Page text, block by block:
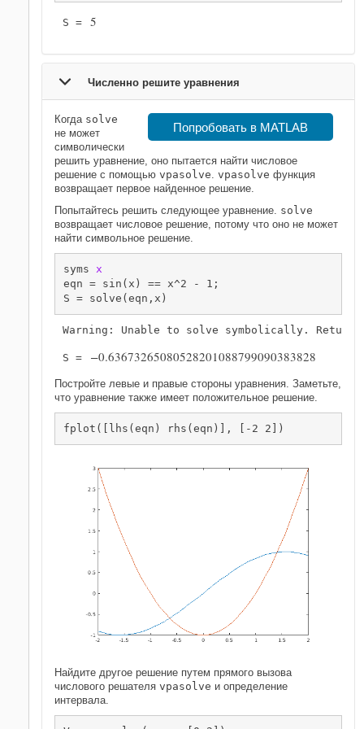
S = 5
Численно решите уравнения
Попробовать в MATLAB
Когда solve
не может
символически
решить уравнение, оно пытается найти числовое
решение с помощью vpasolve. vpasolve функция
возвращает первое найденное решение.
Попытайтесь решить следующее уравнение. solve
возвращает числовое решение, потому что оно не может
найти символьное решение.
syms x
eqn = sin(x) == x^2 - 1;
S = solve(eqn,x)
S = −0.63673265080528201088799090383828
Постройте левые и правые стороны уравнения. Заметьте,
что уравнение также имеет положительное решение.
fplot([lhs(eqn) rhs(eqn)], [-2 2])
Найдите другое решение путем прямого вызова
числового решателя vpasolve и определение
интервала.